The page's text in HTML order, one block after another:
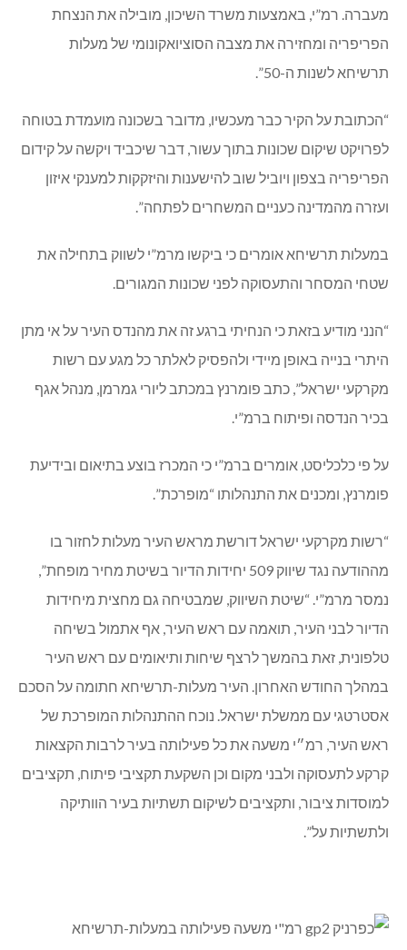
מעברה. רמ”י, באמצעות משרד השיכון, מובילה את הנצחת
הפריפריה ומחזירה את מצבה הסוציואקונומי של מעלות
תרשיחא לשנות ה-50”.
“הכתובת על הקיר כבר מעכשיו, מדובר בשכונה מועמדת בטוחה
לפרויקט שיקום שכונות בתוך עשור, דבר שיכביד ויקשה על קידום
הפריפריה בצפון ויוביל שוב להישענות והיזקקות למענקי איזון
ועזרה מהמדינה כעניים המשחרים לפתחה”.
במעלות תרשיחא אומרים כי ביקשו מרמ”י לשווק בתחילה את
שטחי המסחר והתעסוקה לפני שכונות המגורים.
“הנני מודיע בזאת כי הנחיתי ברגע זה את מהנדס העיר על אי מתן
היתרי בנייה באופן מיידי ולהפסיק לאלתר כל מגע עם רשות
מקרקעי ישראל”, כתב פומרנץ במכתב ליורי גמרמן, מנהל אגף
בכיר הנדסה ופיתוח ברמ”י.
על פי כלכליסט, אומרים ברמ”י כי המכרז בוצע בתיאום ובידיעת
פומרנץ, ומכנים את התנהלותו “מופרכת”.
“רשות מקרקעי ישראל דורשת מראש העיר מעלות לחזור בו
מההודעה נגד שיווק 509 יחידות הדיור בשיטת מחיר מופחת”,
נמסר מרמ”י. “שיטת השיווק, שמבטיחה גם מחצית מיחידות
הדיור לבני העיר, תואמה עם ראש העיר, אף אתמול בשיחה
טלפונית, זאת בהמשך לרצף שיחות ותיאומים עם ראש העיר
במהלך החודש האחרון. העיר מעלות-תרשיחא חתומה על הסכם
אסטרטגי עם ממשלת ישראל. נוכח ההתנהלות המופרכת של
ראש העיר, רמ״י משעה את כל פעילותה בעיר לרבות הקצאות
קרקע לתעסוקה ולבני מקום וכן השקעת תקציבי פיתוח, תקציבים
למוסדות ציבור, ותקציבים לשיקום תשתיות בעיר הוותיקה
ולתשתיות על”.